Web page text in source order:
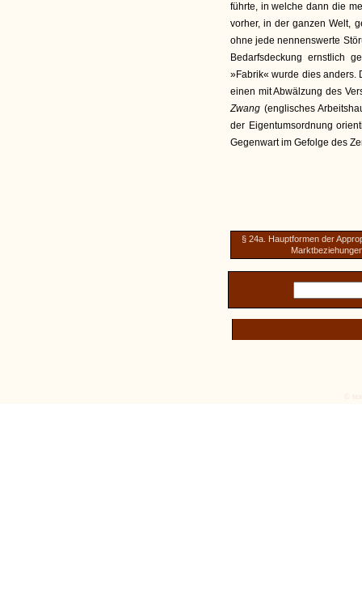
führte, in welche dann die
vorher, in der ganzen Welt,
ohne jede nennenswerte
Bedarfsdeckung ernstlich
»Fabrik« wurde dies anders.
einen mit Abwälzung des
Zwang (englisches
der Eigentumsordnung
Gegenwart im Gefolge des
§ 24a. Hauptformen der